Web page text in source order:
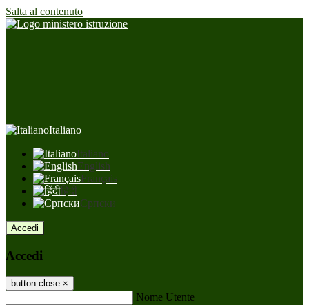
Salta al contenuto
Italiano
Italiano
English
Français
हिंदी
Српски
Accedi
Accedi
button close ×
Nome Utente